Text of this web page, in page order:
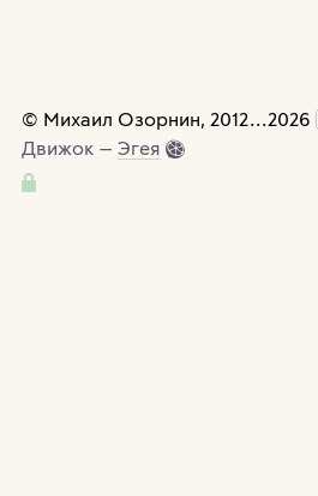
© Михаил Озорнин, 2012...2026
Движок — Эгея